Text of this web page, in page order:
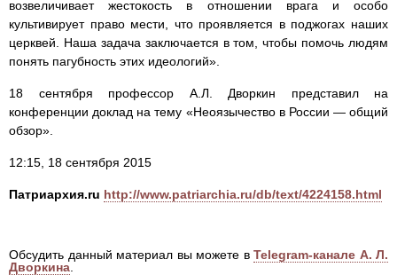
возвеличивает жестокость в отношении врага и особо
культивирует право мести, что проявляется в поджогах наших
церквей. Наша задача заключается в том, чтобы помочь людям
понять пагубность этих идеологий».
18 сентября профессор А.Л. Дворкин представил на
конференции доклад на тему «Неоязычество в России — общий
обзор».
12:15, 18 сентября 2015
Патриархия.ru http://www.patriarchia.ru/db/text/4224158.html
Обсудить данный материал вы можете в Telegram-канале А. Л.
Дворкина